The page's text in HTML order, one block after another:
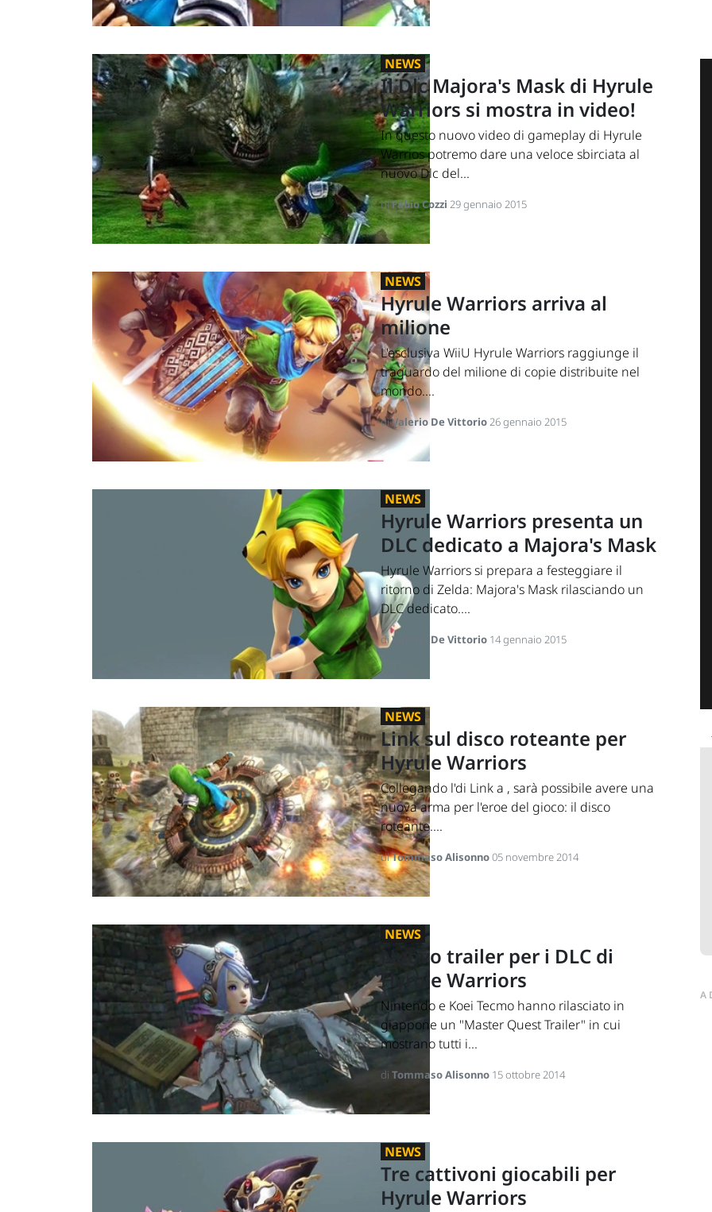
NEWS
Il Dlc Majora's Mask di Hyrule
Warriors si mostra in video!
In questo nuovo video di gameplay di Hyrule
Warrios potremo dare una veloce sbirciata al
nuovo Dlc del...
diFabio Cozzi 29 gennaio 2015
NEWS
Hyrule Warriors arriva al
milione
L'esclusiva WiiU Hyrule Warriors raggiunge il
traguardo del milione di copie distribuite nel
mondo....
diValerio De Vittorio26 gennaio 2015
NEWS
Hyrule Warriors presenta un
DLC dedicato a Majora's Mask
Hyrule Warriors si prepara a festeggiare il
ritorno di Zelda: Majora's Mask rilasciando un
DLC dedicato....
diValerio De Vittorio 14 gennaio 2015
NEWS
Link sul disco roteante per
Hyrule Warriors
Collegando l'di Link a , sarà possibile avere una
nuova arma per l'eroe del gioco: il disco
roteante....
diTommaso Alisonno05 novembre 2014
NEWS
Nuovo trailer per i DLC di
Hyrule Warriors
Nintendo e Koei Tecmo hanno rilasciato in
giappone un "Master Quest Trailer" in cui
mostrano tutti i...
di Tommaso Alisonno 15 ottobre 2014
NEWS
Tre cattivoni giocabili per
Hyrule Warriors